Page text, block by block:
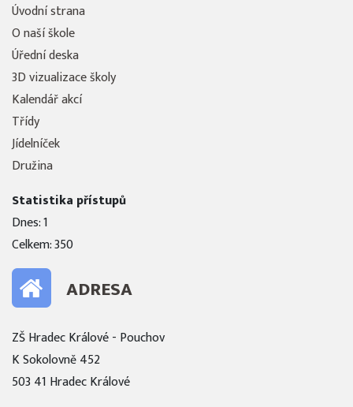
Úvodní strana
O naší škole
Úřední deska
3D vizualizace školy
Kalendář akcí
Třídy
Jídelníček
Družina
Statistika přístupů
Dnes: 1
Celkem: 350
ADRESA
ZŠ Hradec Králové - Pouchov
K Sokolovně 452
503 41 Hradec Králové